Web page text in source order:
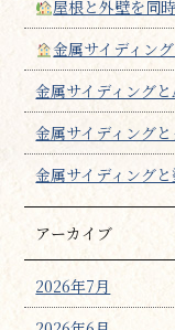
屋根と外壁を同
金属サイディン
金属サイディング
金属サイディング
金属サイディング
アーカイブ
2026年7月